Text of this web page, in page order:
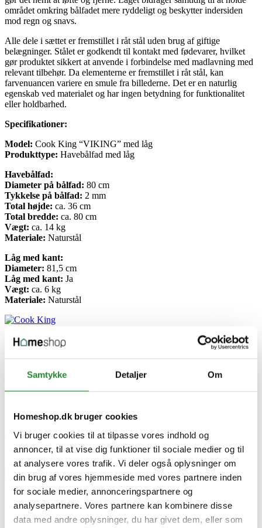
Samtykke Detaljer Om
Homeshop.dk bruger cookies
Vi bruger cookies til at tilpasse vores indhold og
annoncer, til at vise dig funktioner til sociale medier og til
at analysere vores trafik. Vi deler også oplysninger om
din brug af vores hjemmeside med vores partnere inden
for sociale medier, annonceringspartnere og
analysepartnere. Vores partnere kan kombinere disse
data med andre oplysninger, du har givet dem, eller som
området omkring bålfadet mere ryddeligt og beskytter indersiden
mod regn og snavs.
Alle dele i sættet er fremstillet i råt stål uden brug af giftige
belægninger. Stålet er godkendt til kontakt med fødevarer, hvilket
gør produktet sikkert at anvende i forbindelse med madlavning med
relevant tilbehør. Da elementerne er fremstillet i råt stål, kan
farvenuancen variere en smule fra billederne. Det er en naturlig
egenskab ved materialet og har ingen betydning for funktionalitet
eller holdbarhed.
Specifikationer:
Model: Cook King “VIKING” med låg
Produkttype: Havebålfad med låg
Havebålfad:
Diameter på bålfad: 80 cm
Tykkelse på bålfad: 2 mm
Total højde: ca. 36 cm
Total bredde: ca. 80 cm
Vægt: ca. 14 kg
Materiale: Naturstål
Låg med kant:
Diameter: 81,5 cm
Låg med kant: Ja
Vægt: ca. 6 kg
Materiale: Naturstål
Specifikke referencer
Lev. varenr.
111262+111332
5902709576013
5902709576013
Skriv produktanmeldelse
Ingen kundeanmeldelser for øjeblikket
Cook King “VIKING” 80 cm havebålfad med låg